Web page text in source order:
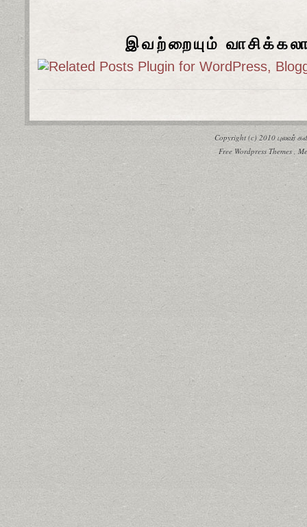
இவற்றையும்
Copyright (c) 2010 புலவர்
Free Wordpress Themes ,